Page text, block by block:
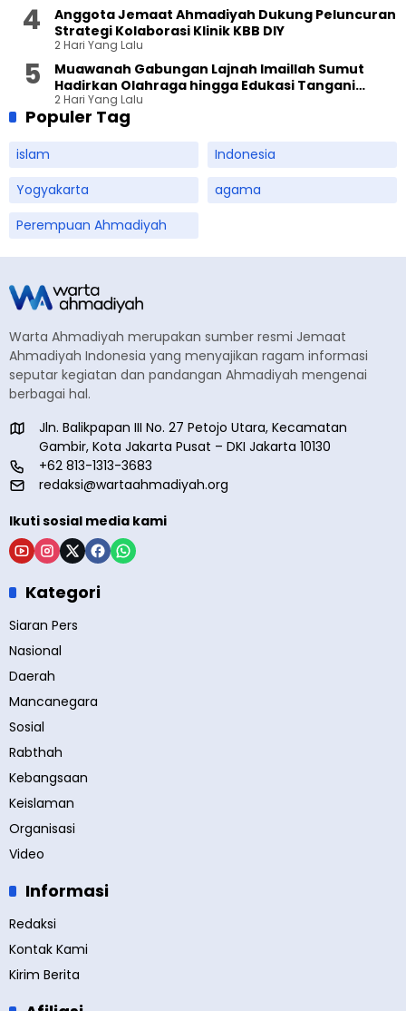
Anggota Jemaat Ahmadiyah Dukung Peluncuran
Strategi Kolaborasi Klinik KBB DIY
2 Hari Yang Lalu
Muawanah Gabungan Lajnah Imaillah Sumut
Hadirkan Olahraga hingga Edukasi Tangani
Sampah
2 Hari Yang Lalu
Populer Tag
islam
Indonesia
Yogyakarta
agama
Perempuan Ahmadiyah
Warta Ahmadiyah merupakan sumber resmi Jemaat
Ahmadiyah Indonesia yang menyajikan ragam informasi
seputar kegiatan dan pandangan Ahmadiyah mengenai
berbagai hal.
Jln. Balikpapan III No. 27 Petojo Utara, Kecamatan
Gambir, Kota Jakarta Pusat – DKI Jakarta 10130
+62 813-1313-3683
redaksi@wartaahmadiyah.org
Ikuti sosial media kami
Kategori
Siaran Pers
Nasional
Daerah
Mancanegara
Sosial
Rabthah
Kebangsaan
Keislaman
Organisasi
Video
Informasi
Redaksi
Kontak Kami
Kirim Berita